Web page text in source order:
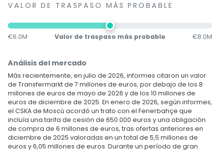
VALOR DE TRASPASO MÁS PROBABLE
€6.0M Valor de traspaso más probable €8.0M
Análisis del mercado
Más recientemente, en julio de 2026, informes citaron un valor
de Transfermarkt de 7 millones de euros, por debajo de los 8
millones de euros de mayo de 2026 y de los 10 millones de
euros de diciembre de 2025. En enero de 2026, según informes,
el CSKA de Moscú acordó un trato con el Fenerbahçe que
incluía una tarifa de cesión de 650.000 euros y una obligación
de compra de 6 millones de euros, tras ofertas anteriores en
diciembre de 2025 valoradas en un total de 5,5 millones de
euros y 6,05 millones de euros. Durante un período de gran